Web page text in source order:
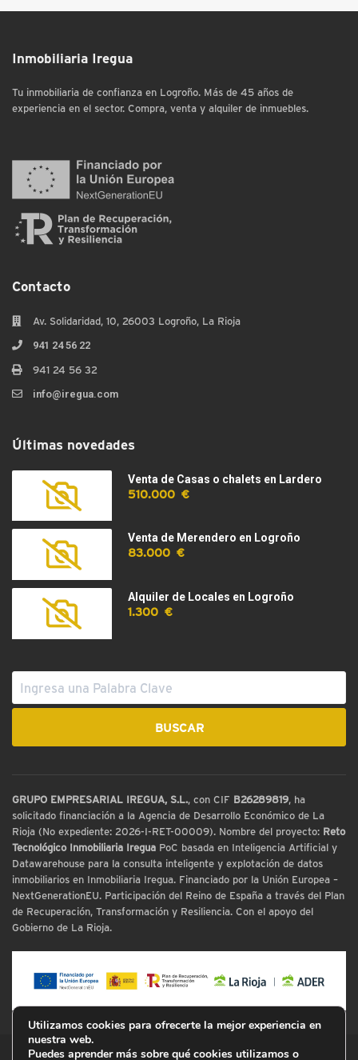
Inmobiliaria Iregua
Tu inmobiliaria de confianza en Logroño. Más de 45 años de
experiencia en el sector. Compra, venta y alquiler de inmuebles.
Contacto
Av. Solidaridad, 10, 26003 Logroño, La Rioja
941 24 56 22
941 24 56 32
info@iregua.com
Últimas novedades
Venta de Casas o chalets en Lardero
510.000 €
Venta de Merendero en Logroño
83.000 €
Alquiler de Locales en Logroño
1.300 €
GRUPO EMPRESARIAL IREGUA, S.L., con CIF B26289819, ha
solicitado financiación a la Agencia de Desarrollo Económico de La
Rioja (No expediente: 2026-I-RET-00009). Nombre del proyecto: Reto
Tecnológico Inmobiliaria Iregua PoC basada en Inteligencia Artificial y
Datawarehouse para la consulta inteligente y explotación de datos
inmobiliarios en Inmobiliaria Iregua. Financiado por la Unión Europea –
NextGenerationEU. Participación del Reino de España a través del Plan
de Recuperación, Transformación y Resiliencia. Con el apoyo del
Gobierno de La Rioja.
Utilizamos cookies para ofrecerte la mejor experiencia en
nuestra web.
Puedes aprender más sobre qué cookies utilizamos o